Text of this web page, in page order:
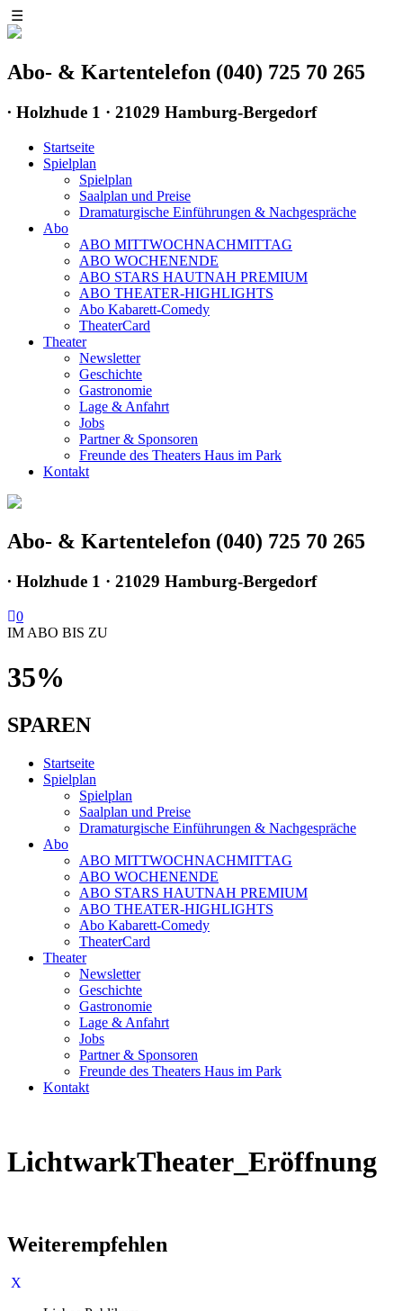
☰
Abo- & Kartentelefon (040) 725 70 265
∙ Holzhude 1 · 21029 Hamburg-Bergedorf
Startseite
Spielplan
Spielplan
Saalplan und Preise
Dramaturgische Einführungen & Nachgespräche
Abo
ABO MITTWOCHNACHMITTAG
ABO WOCHENENDE
ABO STARS HAUTNAH PREMIUM
ABO THEATER-HIGHLIGHTS
Abo Kabarett-Comedy
TheaterCard
Theater
Newsletter
Geschichte
Gastronomie
Lage & Anfahrt
Jobs
Partner & Sponsoren
Freunde des Theaters Haus im Park
Kontakt
Abo- & Kartentelefon (040) 725 70 265
∙ Holzhude 1 · 21029 Hamburg-Bergedorf
0
IM ABO BIS ZU
35%
SPAREN
Startseite
Spielplan
Spielplan
Saalplan und Preise
Dramaturgische Einführungen & Nachgespräche
Abo
ABO MITTWOCHNACHMITTAG
ABO WOCHENENDE
ABO STARS HAUTNAH PREMIUM
ABO THEATER-HIGHLIGHTS
Abo Kabarett-Comedy
TheaterCard
Theater
Newsletter
Geschichte
Gastronomie
Lage & Anfahrt
Jobs
Partner & Sponsoren
Freunde des Theaters Haus im Park
Kontakt
LichtwarkTheater_Eröffnung
Weiterempfehlen